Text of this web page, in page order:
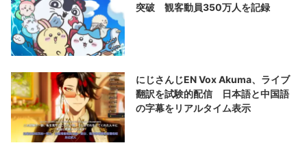
突破 観客動員350万人を記録
にじさんじEN Vox Akuma、ライブ
翻訳を試験的配信 日本語と中国語
の字幕をリアルタイム表示